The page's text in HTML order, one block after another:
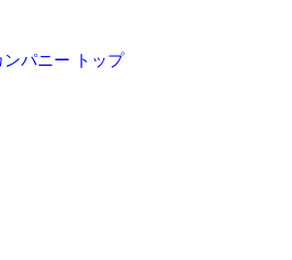
パニー トップ